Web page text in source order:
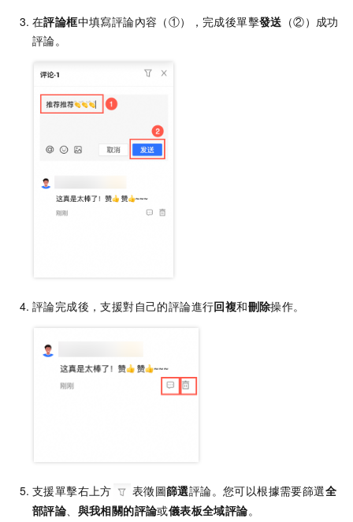
在評論框中填寫評論內容（①），完成後單擊發送 （②）成功
評論。
評論完成後，支援對自己的評論進行回複和刪除操作。
支援單擊右上方 表徵圖篩選評論。您可以根據需要篩選全
部評論、 與我相關的評論或儀表板全域評論。